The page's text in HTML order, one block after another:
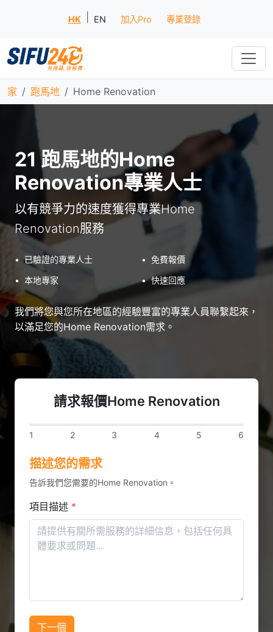
HK EN 加入Pro 專業登錄
家 跑馬地 Home Renovation
21 跑馬地的Home
Renovation專業人士
以有競爭力的速度獲得專業Home
Renovation服務
• 已驗證的專業人士 • 免費報價
• 本地專家 • 快速回應
我們將您與您所在地區的經驗豐富的專業人員聯繫起來，
以滿足您的Home Renovation需求。
請求報價Home Renovation
1 2 3 4 5 6
描述您的需求
告訴我們您需要的Home Renovation。
項目描述 *
下一個